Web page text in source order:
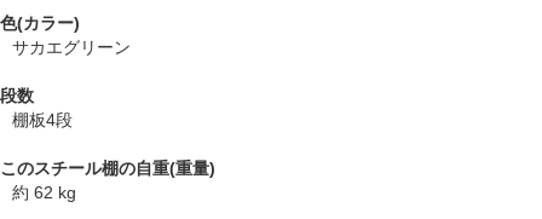
色(カラー)
サカエグリーン
段数
棚板4段
このスチール棚の自重(重量)
約 62 kg